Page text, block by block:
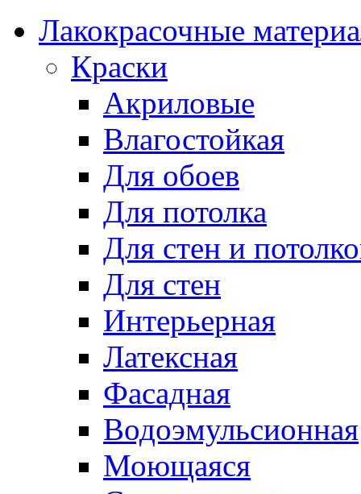
Лакокрасочные
Краски
Акриловые
Влагостойкая
Для обоев
Для потолка
Для стен и
Для стен
Интерьерная
Латексная
Фасадная
Водоэмульсионная
Моющаяся